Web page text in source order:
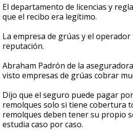
El departamento de licencias y
que el recibo era legítimo.
La empresa de grúas y el
reputación.
Abraham Padrón de la
visto empresas de grúas cobrar
Dijo que el seguro puede pagar
remolques solo si tiene cobertura
remolques deben tener su propio
estudia caso por caso.